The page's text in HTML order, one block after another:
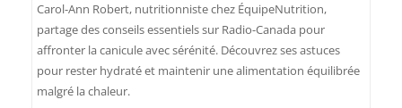
Carol-Ann Robert, nutritionniste chez ÉquipeNutrition,
partage des conseils essentiels sur Radio-Canada pour
affronter la canicule avec sérénité. Découvrez ses astuces
pour rester hydraté et maintenir une alimentation équilibrée
malgré la chaleur.